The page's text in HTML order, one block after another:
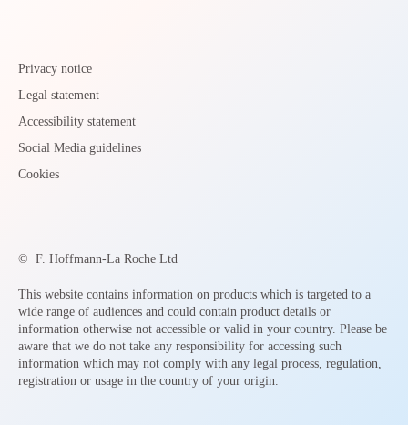
Privacy notice
Legal statement
Accessibility statement
Social Media guidelines
Cookies
© F. Hoffmann-La Roche Ltd
This website contains information on products which is targeted to a
wide range of audiences and could contain product details or
information otherwise not accessible or valid in your country. Please be
aware that we do not take any responsibility for accessing such
information which may not comply with any legal process, regulation,
registration or usage in the country of your origin.